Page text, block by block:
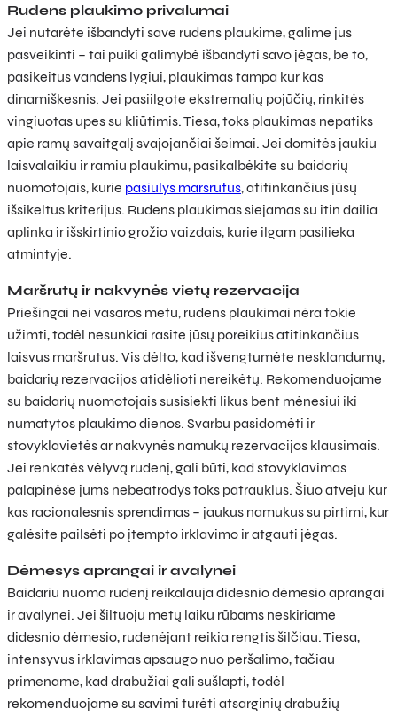
Rudens plaukimo privalumai
Jei nutarėte išbandyti save rudens plaukime, galime jus
pasveikinti – tai puiki galimybė išbandyti savo jėgas, be to,
pasikeitus vandens lygiui, plaukimas tampa kur kas
dinamiškesnis. Jei pasiilgote ekstremalių pojūčių, rinkitės
vingiuotas upes su kliūtimis. Tiesa, toks plaukimas nepatiks
apie ramų savaitgalį svajojančiai šeimai. Jei domitės jaukiu
laisvalaikiu ir ramiu plaukimu, pasikalbėkite su baidarių
nuomotojais, kurie pasiulys marsrutus, atitinkančius jūsų
išsikeltus kriterijus. Rudens plaukimas siejamas su itin dailia
aplinka ir išskirtinio grožio vaizdais, kurie ilgam pasilieka
atmintyje.
Maršrutų ir nakvynės vietų rezervacija
Priešingai nei vasaros metu, rudens plaukimai nėra tokie
užimti, todėl nesunkiai rasite jūsų poreikius atitinkančius
laisvus maršrutus. Vis dėlto, kad išvengtumėte nesklandumų,
baidarių rezervacijos atidėlioti nereikėtų. Rekomenduojame
su baidarių nuomotojais susisiekti likus bent mėnesiui iki
numatytos plaukimo dienos. Svarbu pasidomėti ir
stovyklavietės ar nakvynės namukų rezervacijos klausimais.
Jei renkatės vėlyvą rudenį, gali būti, kad stovyklavimas
palapinėse jums nebeatrodys toks patrauklus. Šiuo atveju kur
kas racionalesnis sprendimas – jaukus namukus su pirtimi, kur
galėsite pailsėti po įtempto irklavimo ir atgauti jėgas.
Dėmesys aprangai ir avalynei
Baidariu nuoma rudenį reikalauja didesnio dėmesio aprangai
ir avalynei. Jei šiltuoju metų laiku rūbams neskiriame
didesnio dėmesio, rudenėjant reikia rengtis šilčiau. Tiesa,
intensyvus irklavimas apsaugo nuo peršalimo, tačiau
primename, kad drabužiai gali sušlapti, todėl
rekomenduojame su savimi turėti atsarginių drabužių